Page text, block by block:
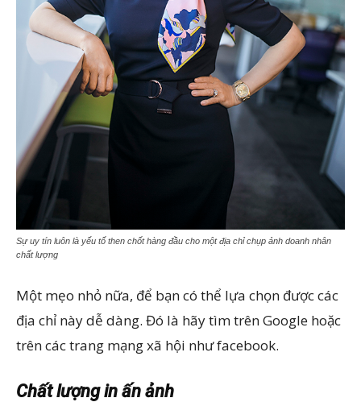
Sự uy tín luôn là yếu tố then chốt hàng đầu cho một địa chỉ chụp ảnh doanh nhân
chất lượng
Một mẹo nhỏ nữa, để bạn có thể lựa chọn được các
địa chỉ này dễ dàng. Đó là hãy tìm trên Google hoặc
trên các trang mạng xã hội như facebook.
Chất lượng in ấn ảnh